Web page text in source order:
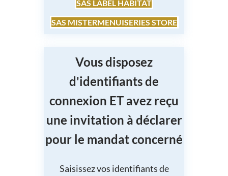
Vous disposez
d'identifiants de
connexion ET avez reçu
une invitation à déclarer
pour le mandat concerné
Saisissez vos identifiants de
SAS LABEL HABITAT
SAS MISTERMENUISERIES STORE